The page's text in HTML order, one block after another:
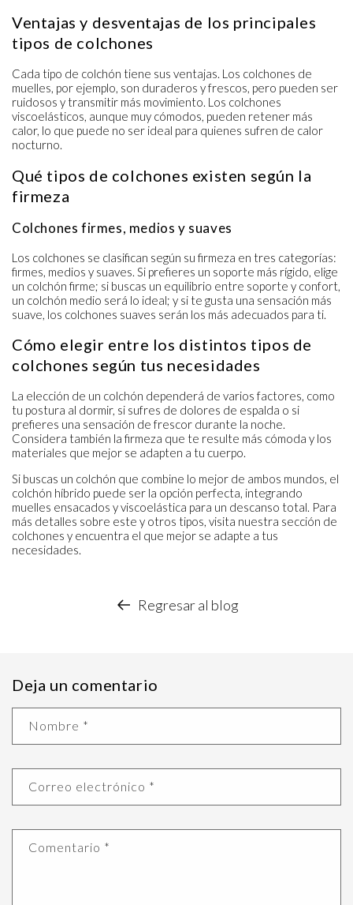
Ventajas y desventajas de los principales
tipos de colchones
Cada tipo de colchón tiene sus ventajas. Los colchones de
muelles, por ejemplo, son duraderos y frescos, pero pueden ser
ruidosos y transmitir más movimiento. Los colchones
viscoelásticos, aunque muy cómodos, pueden retener más
calor, lo que puede no ser ideal para quienes sufren de calor
nocturno.
Qué tipos de colchones existen según la
firmeza
Colchones firmes, medios y suaves
Los colchones se clasifican según su firmeza en tres categorías:
firmes, medios y suaves. Si prefieres un soporte más rígido, elige
un colchón firme; si buscas un equilibrio entre soporte y confort,
un colchón medio será lo ideal; y si te gusta una sensación más
suave, los colchones suaves serán los más adecuados para ti.
Cómo elegir entre los distintos tipos de
colchones según tus necesidades
La elección de un colchón dependerá de varios factores, como
tu postura al dormir, si sufres de dolores de espalda o si
prefieres una sensación de frescor durante la noche.
Considera también la firmeza que te resulte más cómoda y los
materiales que mejor se adapten a tu cuerpo.
Si buscas un colchón que combine lo mejor de ambos mundos, el
colchón híbrido puede ser la opción perfecta, integrando
muelles ensacados y viscoelástica para un descanso total. Para
más detalles sobre este y otros tipos, visita nuestra sección de
colchones y encuentra el que mejor se adapte a tus
necesidades.
Regresar al blog
Deja un comentario
Nombre *
Correo electrónico *
Comentario *